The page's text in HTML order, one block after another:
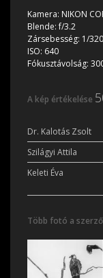
Kamera: NIKON
Blende:f/3.2
Zársebesség: 1/
ISO: 640
Fókusztávolság:
A kép értékelése
Dr. Kalotás Zsolt
Szilágyi Attila
Keleti Éva
Több fotó a